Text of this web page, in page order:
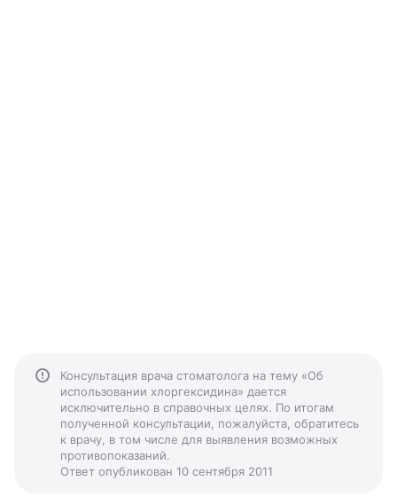
Консультация врача стоматолога на тему «Об
использовании хлоргексидина» дается
исключительно в справочных целях. По итогам
полученной консультации, пожалуйста, обратитесь
к врачу, в том числе для выявления возможных
противопоказаний.
Ответ опубликован 10 сентября 2011